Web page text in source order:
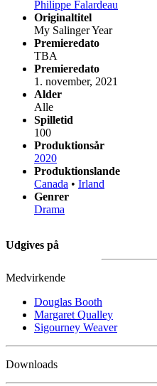
Philippe Falardeau
Originaltitel
My Salinger Year
Premieredato
TBA
Premieredato
1. november, 2021
Alder
Alle
Spilletid
100
Produktionsår
2020
Produktionslande
Canada • Irland
Genrer
Drama
Udgives på
Medvirkende
Douglas Booth
Margaret Qualley
Sigourney Weaver
Downloads